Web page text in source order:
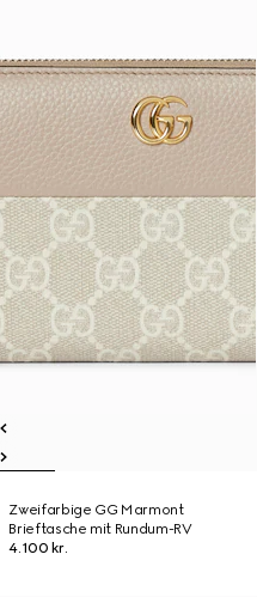
Zweifarbige GG Marmont
Brieftasche mit Rundum-RV
4.100 kr.